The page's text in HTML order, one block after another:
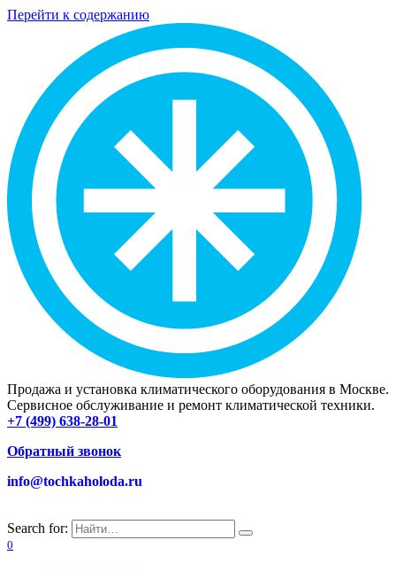
Перейти к содержанию
Продажа и установка климатического оборудования в Москве.
Сервисное обслуживание и ремонт климатической техники.
+7 (499) 638-28-01
Обратный звонок
info@tochkaholoda.ru
Search for:
0